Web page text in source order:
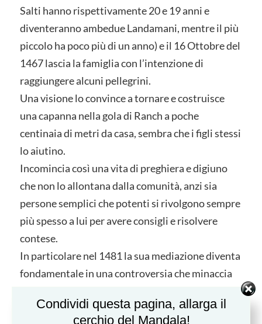
Salti hanno rispettivamente 20 e 19 anni e
diventeranno ambedue Landamani, mentre il più
piccolo ha poco più di un anno) e il 16 Ottobre del
1467 lascia la famiglia con l’intenzione di
raggiungere alcuni pellegrini.
Una visione lo convince a tornare e costruisce
una capanna nella gola di Ranch a poche
centinaia di metri da casa, sembra che i figli stessi
lo aiutino.
Incomincia così una vita di preghiera e digiuno
che non lo allontana dalla comunità, anzi sia
persone semplici che potenti si rivolgono sempre
più spesso a lui per avere consigli e risolvere
contese.
In particolare nel 1481 la sua mediazione diventa
fondamentale in una controversia che minaccia
gli Stati Confederati formati da tre città (Lucerna,
Berna, Zurigo) e cinque campagne (Uri, Schwitz,
Condividi questa pagina, allarga il
cerchio del Mandala!